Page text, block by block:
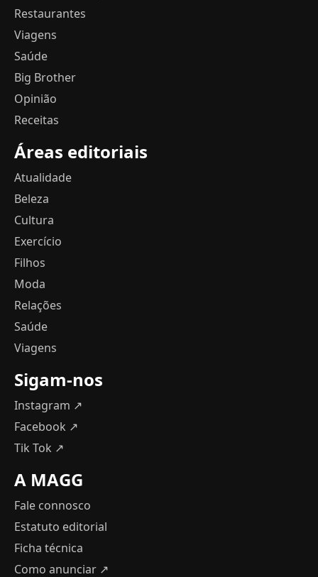
Restaurantes
Viagens
Saúde
Big Brother
Opinião
Receitas
Áreas editoriais
Atualidade
Beleza
Cultura
Exercício
Filhos
Moda
Relações
Saúde
Viagens
Sigam-nos
Instagram ↗
Facebook ↗
Tik Tok ↗
A MAGG
Fale connosco
Estatuto editorial
Ficha técnica
Como anunciar ↗